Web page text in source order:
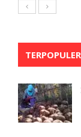
TERPOPULER